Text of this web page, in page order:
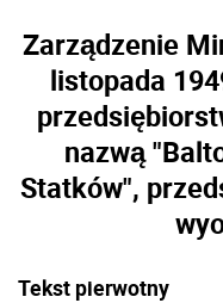
Zarządzenie
listopada
nazwą
Statków",
Tekst pierwotny